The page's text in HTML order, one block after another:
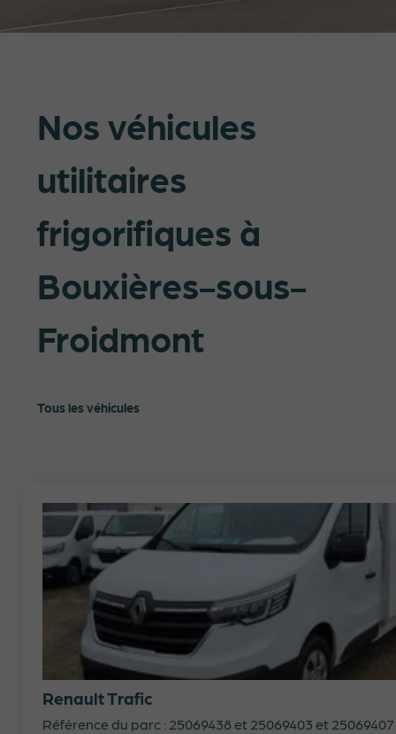
Nos véhicules
utilitaires
frigorifiques à
Bouxières-sous-
Froidmont
Tous les véhicules
Renault Trafic
Référence du parc : 25069438 et 25069403 et 25069407